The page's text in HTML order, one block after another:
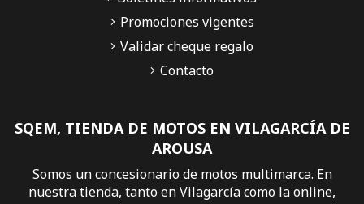
SQEM, TIENDA DE MOTOS EN VILAGARCÍA DE
AROUSA
Somos un concesionario de motos multimarca. En
nuestra tienda, tanto en Vilagarcía como la online,
Promociones vigentes
Validar cheque regalo
Contacto